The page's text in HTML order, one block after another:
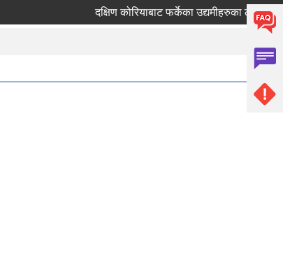
दक्षिण कोरियाबाट फर्केका उद्यमीहरुका लागि